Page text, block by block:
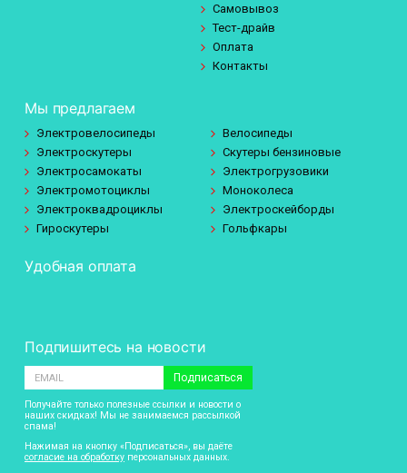
Самовывоз
Тест-драйв
Оплата
Контакты
Мы предлагаем
Электровелосипеды
Велосипеды
Электроскутеры
Скутеры бензиновые
Электросамокаты
Электрогрузовики
Электромотоциклы
Моноколеса
Электроквадроциклы
Электроскейборды
Гироскутеры
Гольфкары
Удобная оплата
Подпишитесь на новости
Подписаться
Получайте только полезные ссылки и новости о
наших скидках! Мы не занимаемся рассылкой
спама!
Нажимая на кнопку «Подписаться», вы даёте
согласие на обработку персональных данных.